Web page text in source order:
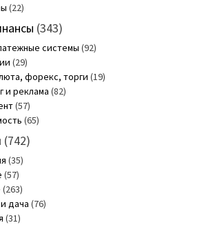
(22)
(343)
системы (92)
(29)
форекс, торги (19)
и реклама (82)
(57)
(65)
(742)
(35)
(57)
(263)
дача (76)
(31)